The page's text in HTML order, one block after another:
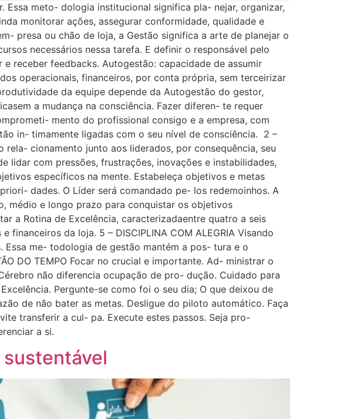
Essa meto- dologia institucional significa pla- nejar, organizar,
monitorar ações, assegurar conformidade, qualidade e
presa ou chão de loja, a Gestão significa a arte de planejar o
necessários nessa tarefa. E definir o responsável pelo
receber feedbacks. Autogestão: capacidade de assumir
operacionais, financeiros, por conta própria, sem terceirizar
da equipe depende da Autogestão do gestor,
a mudança na consciência. Fazer diferen- te requer
mento do profissional consigo e a empresa, com
in- timamente ligadas com o seu nível de consciência. 2 –
rela- cionamento junto aos liderados, por consequência, seu
lidar com pressões, frustrações, inovações e instabilidades,
específicos na mente. Estabeleça objetivos e metas
dades. O Líder será comandado pe- los redemoinhos. A
médio e longo prazo para conquistar os objetivos
a Rotina de Excelência, caracterizadaentre quatro a seis
da loja. 5 – DISCIPLINA COM ALEGRIA Visando
me- todologia de gestão mantém a pos- tura e o
DO TEMPO Focar no crucial e importante. Ad- ministrar o
não diferencia ocupação de pro- dução. Cuidado para
Pergunte-se como foi o seu dia; O que deixou de
de não bater as metas. Desligue do piloto automático. Faça
transferir a cul- pa. Execute estes passos. Seja pro-
a si.